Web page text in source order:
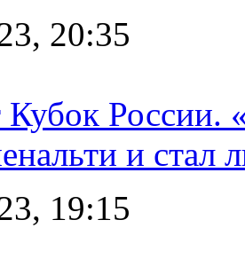
20:35
России.
и стал
19:15